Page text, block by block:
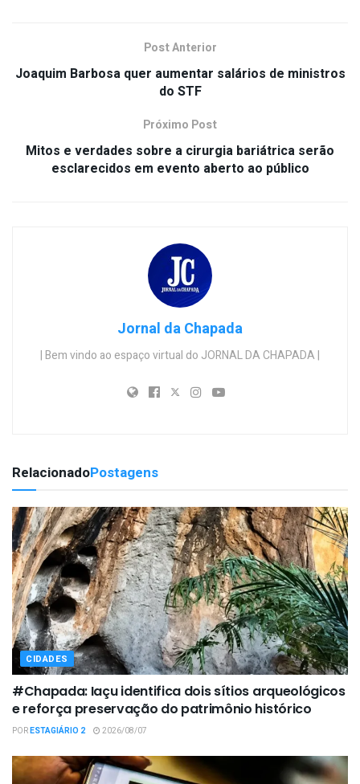
Post Anterior
Joaquim Barbosa quer aumentar salários de ministros
do STF
Próximo Post
Mitos e verdades sobre a cirurgia bariátrica serão
esclarecidos em evento aberto ao público
Jornal da Chapada
| Bem vindo ao espaço virtual do JORNAL DA CHAPADA |
RelacionadoPostagens
CIDADES
#Chapada: Iaçu identifica dois sítios arqueológicos
e reforça preservação do patrimônio histórico
PORESTAGIÁRIO 2 2026/08/07